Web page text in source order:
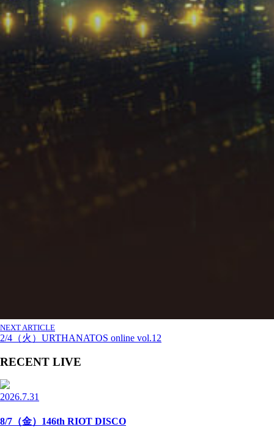
NEXT ARTICLE
2/4（火）URTHANATOS online vol.12
RECENT LIVE
2026.7.31
8/7（金）146th RIOT DISCO